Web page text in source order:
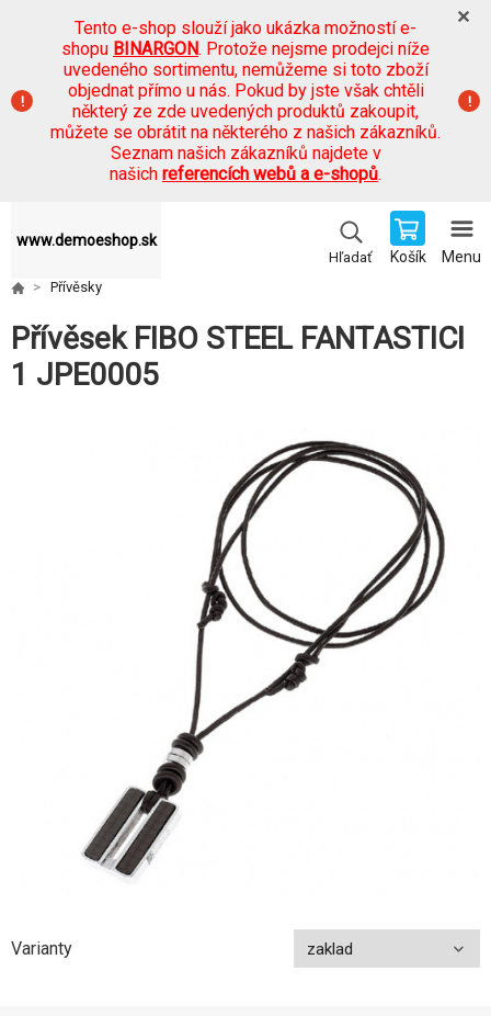
Tento e-shop slouží jako ukázka možností e-
shopu BINARGON. Protože nejsme prodejci níže
uvedeného sortimentu, nemůžeme si toto zboží
objednat přímo u nás. Pokud by jste však chtěli
některý ze zde uvedených produktů zakoupit,
můžete se obrátit na některého z našich zákazníků.
Seznam našich zákazníků najdete v
našich referencích webů a e-shopů.
www.demoeshop.sk
Hľadať Košík Menu
Přívěsky
Přívěsek FIBO STEEL FANTASTICI
1 JPE0005
Varianty